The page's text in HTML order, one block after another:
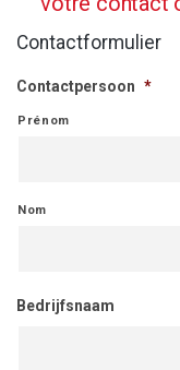
Contactformulier
Contactpersoon *
Prénom
Nom
Bedrijfsnaam